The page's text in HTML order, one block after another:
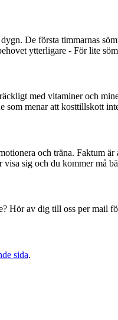
De första timmarnas
ytterligare - För lite
med vitaminer och
menar att kosttillskott
och träna. Faktum
visa sig och du kommer må
Hör av dig till oss per mail
sida.